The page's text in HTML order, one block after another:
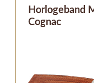
Horlogeband
Cognac